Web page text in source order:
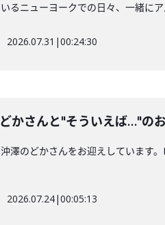
るニューヨークでの日々、一緒にア
2026.07.31 |00:24:30
かさんと"そういえば…"の
澤のどかさんをお迎えしています
2026.07.24|00:05:13